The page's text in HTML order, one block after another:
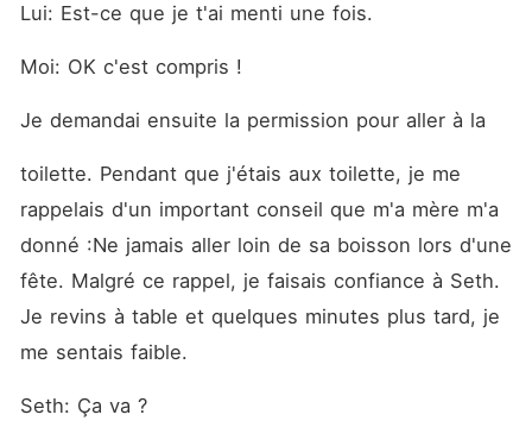
Lui: Est-ce que je t'ai menti une fois.
Moi: OK c'est compris !
Je demandai ensuite la permission pour aller à la
toilette. Pendant que j'étais aux toilette, je me
rappelais d'un important conseil que m'a mère m'a
donné :Ne jamais aller loin de sa boisson lors d'une
fête. Malgré ce rappel, je faisais confiance à Seth.
Je revins à table et quelques minutes plus tard, je
me sentais faible.
Seth: Ça va ?